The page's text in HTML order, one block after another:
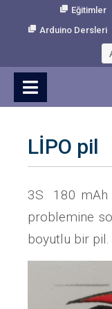
Eğitimler
Arduino Dersleri
LİPO pil
3S 180 mAh
problemine
boyutlu bir pil.